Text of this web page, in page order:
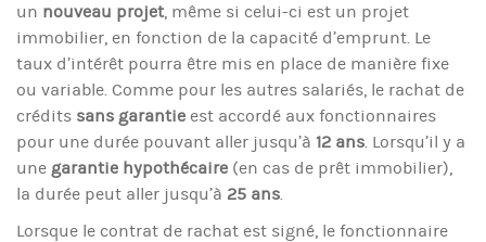
un nouveau projet, même si celui-ci est un projet
immobilier, en fonction de la capacité d’emprunt. Le
taux d’intérêt pourra être mis en place de manière fixe
ou variable. Comme pour les autres salariés, le rachat de
crédits sans garantie est accordé aux fonctionnaires
pour une durée pouvant aller jusqu’à 12 ans. Lorsqu’il y a
une garantie hypothécaire (en cas de prêt immobilier),
la durée peut aller jusqu’à 25 ans.
Lorsque le contrat de rachat est signé, le fonctionnaire